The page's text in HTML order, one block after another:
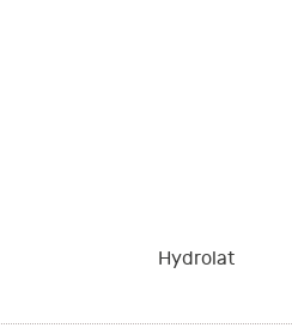
Hydrolat